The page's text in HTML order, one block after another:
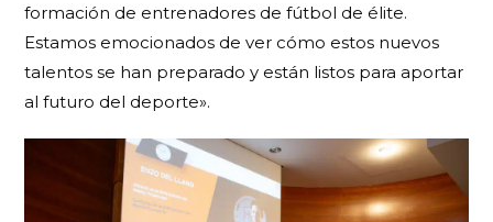
formación de entrenadores de fútbol de élite.
Estamos emocionados de ver cómo estos nuevos
talentos se han preparado y están listos para aportar
al futuro del deporte».